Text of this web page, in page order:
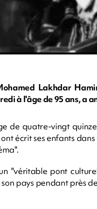
Lakhdar
à l'âge de 95 ans, a
de quatre-vingt
écrit ses enfants
"véritable pont
pays pendant près